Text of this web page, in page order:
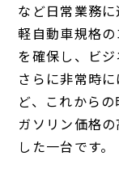
など日常業務に
軽自動車規格
を確保し、ビジ
さらに非常時
ど、これから
ガソリン価格
した一台です。